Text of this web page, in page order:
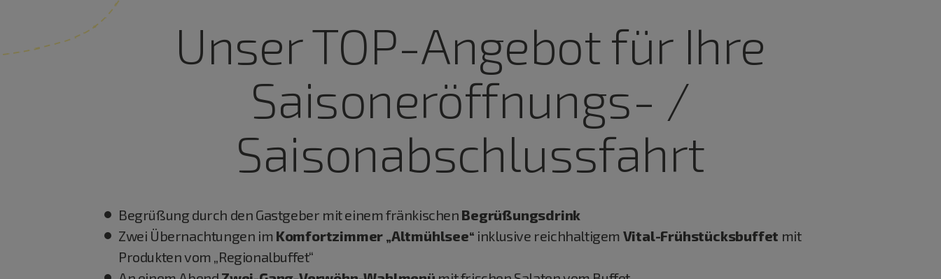
Unser TOP-Angebot für Ihre
Saisoneröffnungs- /
Saisonabschlussfahrt
Begrüßung durch den Gastgeber mit einem fränkischen Begrüßungsdrink
Zwei Übernachtungen im Komfortzimmer „Altmühlsee“ inklusive reichhaltigem Vital-Frühstücksbuffet mit
Produkten vom „Regionalbuffet“